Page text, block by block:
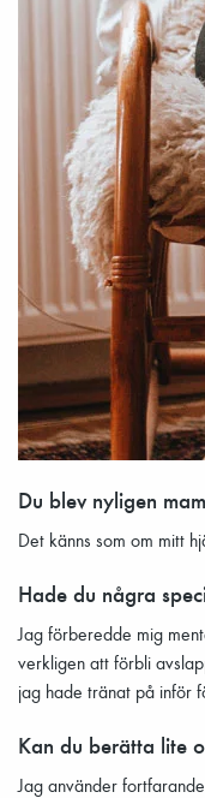
Du blev nyligen
Det känns som om mitt
Hade du några
Jag förberedde mig
verkligen att förbli
jag hade tränat på inför
Kan du berätta lite
Jag använder